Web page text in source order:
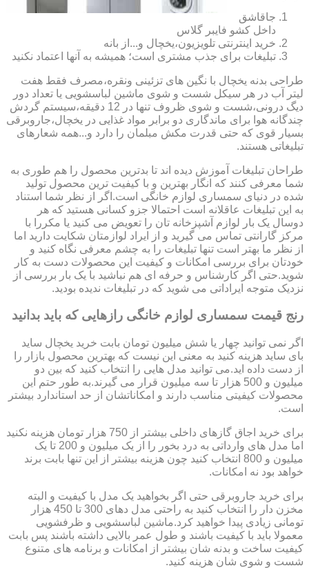
جاقاشق
داخل کشو فایبر گلاس
خرید اینترنتی تلویزیون،یخچال و...از بانه
تبلیغات برای جذب مشتری است؛ همیشه به آنها اعتماد نکنید
طراحی بدنه یخچال با نگین های تزئینی ونقره،مصرف فقط هفت
لیتر آب در هر سیکل شست و شوی ماشین لباسشویی یا تعداد دور
دیگ درونی،شست و شوی ظروف تنها در 12 دقیقه،سیستم گردش
چندگانه هوا برای ماندگاری دو برابر مواد غذایی در یخچال،جاروبرقی
بسیار قوی که حتی قدرت مکش مبلمان را دارد و...همه شعارهای
تبلیغاتی هستند.
طراحان تبلیغات آموزش دیده اند تا بدترین محصول را هم طوری به
شما معرفی کنند که انگار بهترین و با کیفیت ترین محصول تولید
شده در دنیای سمساری لوازم خانگی است.اگر از نظر شما استناد
به این تبلیغات عاقلانه است احتمالا جزو کسانی هستید که هر
دوسال یک بار لوازم آشپزخانه تان را تعویض می کنید یا مکررا با
مرکز گارانتی تماس می گیرید و از ایراد لوازمتان شکایت دارید اما
از نظر ما بهتر است تنها تبلیغات را به چشم معرفی نگاه کنید و
خودتان برای بررسی امکانات و کیفیت این محصولات دست به کار
شوید.حتی اگر کارشناس و حرفه ای هم نباشید با یک بار بررسی از
نزدیک متوجه ایراداتی می شوید که در تبلیغات ندیده بودید.
رنج قیمت سمساری لوازم خانگی رازهایی که باید بدانید
اگر نمی توانید چهار یا شش میلیون تومان بابت خرید یخچال ساید
بای ساید هزینه کنید به معنی این نیست که بهترین محصول بازار را
از دست داده اید.می توانید مدل هایی را انتخاب کنید که بین دو
میلیون و 500 هزار تا سه میلیون قرار می گیرند.به طور حتم این
محصولات کیفیتی مناسب دارند و امکاناتشان از حد استاندارد بیشتر
است.
برای خرید اجاق گازهای داخلی بیشتر از 750 هزار تومان هزینه نکنید
اما مدل های وارداتی به درد بخور را از یک میلیون و 200 تا یک
میلیون و 800 انتخاب کنید چون هزینه بیشتر از این تنها بابت برند
خواهد بود نه امکانات.
برای خرید جاروبرقی حتی اگر بخواهید یک مدل با کیفیت و البته
مخزن دار را انتخاب کنید به راحتی مدل دهای 300 تا 450 هزار
تومانی زیادی پیدا خواهید کرد.ماشین لباسشویی و ظرفشویی
معمولا باید با کیفیت باشند و طول عمر بالایی داشته باشند پس بابت
کیفیت ساخت و بدنه شان بیشتر از امکانات و برنامه های متنوع
شست و شوی شان هزینه کنید.